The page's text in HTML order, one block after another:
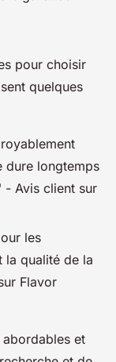
pour choisir
quelques
dure longtemps
- Avis client sur
les
la qualité de la
Flavor
et